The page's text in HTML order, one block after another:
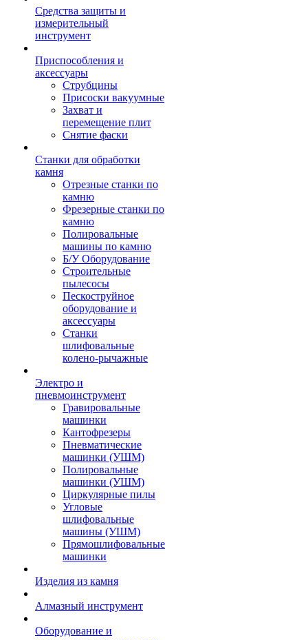
Средства защиты и
измерительный
инструмент
Приспособления и
аксессуары
Струбцины
Присоски вакуумные
Захват и
перемещение плит
Снятие фаски
Станки для обработки
камня
Отрезные станки по
камню
Фрезерные станки по
камню
Полировальные
машины по камню
Б/У Оборудование
Строительные
пылесосы
Пескоструйное
оборудование и
аксессуары
Станки
шлифовальные
колено-рычажные
Электро и
пневмоинструмент
Гравировальные
машинки
Кантофрезеры
Пневматические
машинки (УШМ)
Полировальные
машинки (УШМ)
Циркулярные пилы
Угловые
шлифовальные
машины (УШМ)
Прямошлифовальные
машинки
Изделия из камня
Алмазный инструмент
Оборудование и